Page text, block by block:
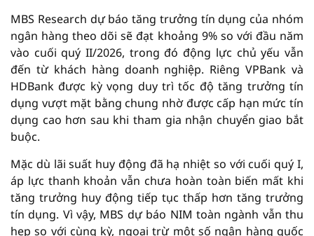
MBS Research dự báo tăng trưởng tín dụng của nhóm
ngân hàng theo dõi sẽ đạt khoảng 9% so với đầu năm
vào cuối quý II/2026, trong đó động lực chủ yếu vẫn
đến từ khách hàng doanh nghiệp. Riêng VPBank và
HDBank được kỳ vọng duy trì tốc độ tăng trưởng tín
dụng vượt mặt bằng chung nhờ được cấp hạn mức tín
dụng cao hơn sau khi tham gia nhận chuyển giao bắt
buộc.
Mặc dù lãi suất huy động đã hạ nhiệt so với cuối quý I,
áp lực thanh khoản vẫn chưa hoàn toàn biến mất khi
tăng trưởng huy động tiếp tục thấp hơn tăng trưởng
tín dụng. Vì vậy, MBS dự báo NIM toàn ngành vẫn thu
hẹp so với cùng kỳ, ngoại trừ một số ngân hàng quốc